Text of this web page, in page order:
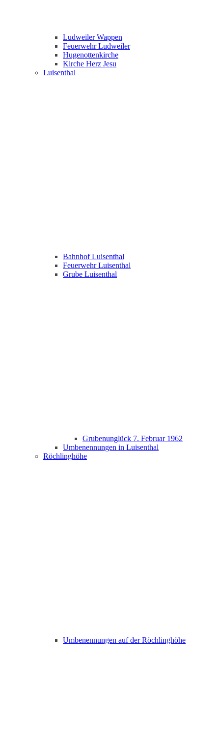
Ludweiler Wappen
Feuerwehr Ludweiler
Hugenottenkirche
Kirche Herz Jesu
Luisenthal
Bahnhof Luisenthal
Feuerwehr Luisenthal
Grube Luisenthal
Grubenunglück 7. Februar 1962
Umbenennungen in Luisenthal
Röchlinghöhe
Umbenennungen auf der Röchlinghöhe